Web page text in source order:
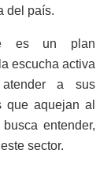
del país.
es un plan
escucha activa
a sus
que aquejan al
entender,
sector.